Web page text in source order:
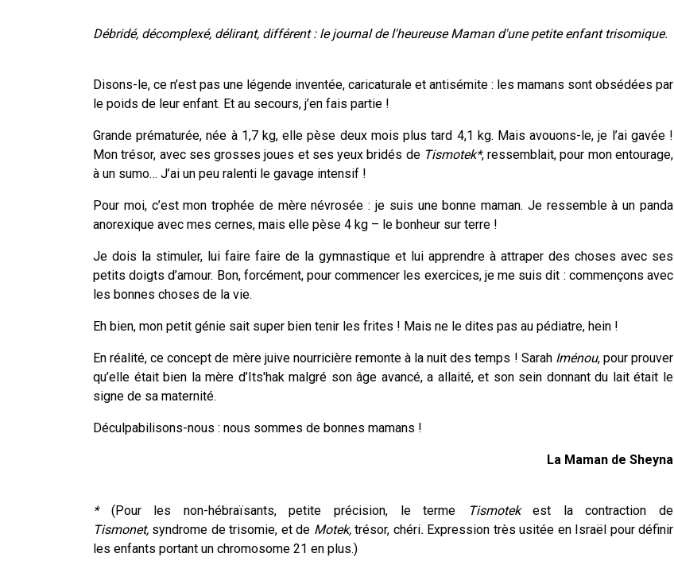
Débridé, décomplexé, délirant, différent : le journal de l'heureuse Maman d'une petite enfant trisomique.
Disons-le, ce n’est pas une légende inventée, caricaturale et antisémite : les mamans sont obsédées par
le poids de leur enfant. Et au secours, j’en fais partie !
Grande prématurée, née à 1,7 kg, elle pèse deux mois plus tard 4,1 kg. Mais avouons-le, je l’ai gavée !
Mon trésor, avec ses grosses joues et ses yeux bridés de Tismotek*, ressemblait, pour mon entourage,
à un sumo… J’ai un peu ralenti le gavage intensif !
Pour moi, c’est mon trophée de mère névrosée : je suis une bonne maman. Je ressemble à un panda
anorexique avec mes cernes, mais elle pèse 4 kg – le bonheur sur terre !
Je dois la stimuler, lui faire faire de la gymnastique et lui apprendre à attraper des choses avec ses
petits doigts d’amour. Bon, forcément, pour commencer les exercices, je me suis dit : commençons avec
les bonnes choses de la vie.
Eh bien, mon petit génie sait super bien tenir les frites ! Mais ne le dites pas au pédiatre, hein !
En réalité, ce concept de mère juive nourricière remonte à la nuit des temps ! Sarah Iménou, pour prouver
qu’elle était bien la mère d’Its'hak malgré son âge avancé, a allaité, et son sein donnant du lait était le
signe de sa maternité.
Déculpabilisons-nous : nous sommes de bonnes mamans !
La Maman de Sheyna
*(Pour les non-hébraïsants, petite précision, le terme Tismotekest la contraction de
Tismonet, syndrome de trisomie, et de Motek,trésor, chéri. Expression très usitée en Israël pour définir
les enfants portant un chromosome 21 en plus.)